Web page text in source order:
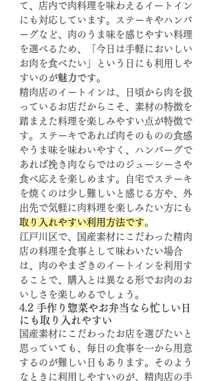
て、店内で肉料理を味わえるイートイン
にも対応しています。ステーキやハンバ
ーグなど、肉のうま味を感じやすい料理
を選べるため、「今日は手軽においしい
お肉を食べたい」という日にも利用しや
すいのが魅力です。
精肉店のイートインは、日頃から肉を扱
っているお店だからこそ、素材の特徴を
踏まえた料理を楽しみやすい点が特徴で
す。ステーキであれば肉そのものの食感
やうま味を味わいやすく、ハンバーグで
あれば挽き肉ならではのジューシーさや
食べ応えを楽しめます。自宅でステーキ
を焼くのは少し難しいと感じる方や、外
出先で気軽に肉料理を楽しみたい方にも
取り入れやすい利用方法です。
江戸川区で、国産素材にこだわった精肉
店の料理を食事として味わいたい場合
は、肉のやまざきのイートインを利用す
ることで、購入とは異なる形でお肉のお
いしさを楽しめるでしょう。
4.2 手作り惣菜やお弁当なら忙しい日
にも取り入れやすい
国産素材にこだわったお店を選びたいと
思っていても、毎日の食事を一から用意
するのが難しい日もあります。そのよう
なときに利用しやすいのが、精肉店の手